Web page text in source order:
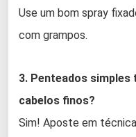
Use um bom spray
com grampos.
3. Penteados simples
cabelos finos?
Sim! Aposte em